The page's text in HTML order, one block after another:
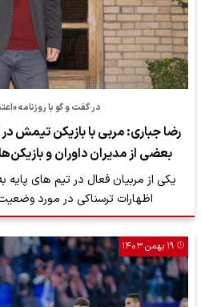
در گفت و گو با روزنامه
رضا جباری: مربی با بازیکن تیمش
بعضی از مدیران داوران و
یکی از مربیان فعال در تیم های
اظهارات ترسناکی در مورد
۱۹ بهمن ۱۴۰۳